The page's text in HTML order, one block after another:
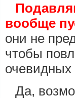
вообще
они не
чтобы
Да,